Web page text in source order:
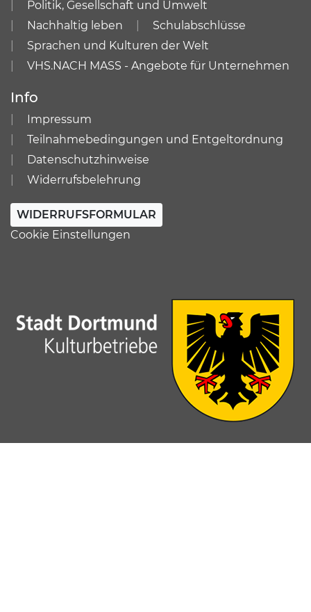
Politik, Gesellschaft und Umwelt
Nachhaltig leben
Schulabschlüsse
Sprachen und Kulturen der Welt
VHS.NACH MASS - Angebote für Unternehmen
Info
Impressum
Teilnahmebedingungen und Entgeltordnung
Datenschutzhinweise
Widerrufsbelehrung
WIDERRUFSFORMULAR
Cookie Einstellungen